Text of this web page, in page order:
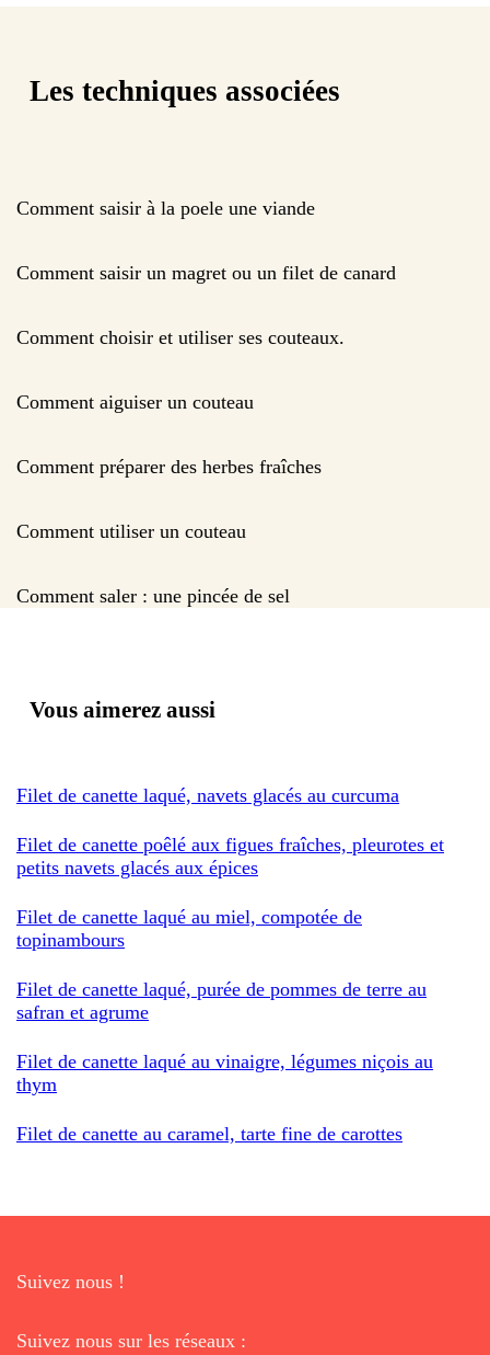
Les techniques associées
Comment saisir à la poele une viande
Comment saisir un magret ou un filet de canard
Comment choisir et utiliser ses couteaux.
Comment aiguiser un couteau
Comment préparer des herbes fraîches
Comment utiliser un couteau
Comment saler : une pincée de sel
Vous aimerez aussi
Filet de canette laqué, navets glacés au curcuma
Filet de canette poêlé aux figues fraîches, pleurotes et
petits navets glacés aux épices
Filet de canette laqué au miel, compotée de
topinambours
Filet de canette laqué, purée de pommes de terre au
safran et agrume
Filet de canette laqué au vinaigre, légumes niçois au
thym
Filet de canette au caramel, tarte fine de carottes
Suivez nous !
Suivez nous sur les réseaux :